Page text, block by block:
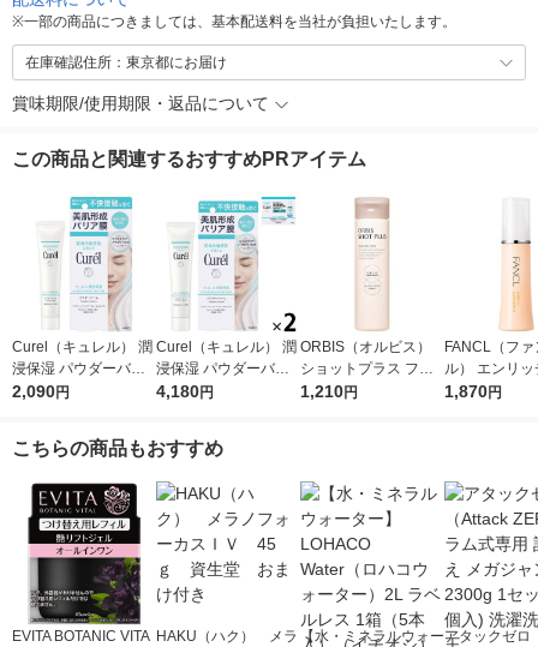
※一部の商品につきましては、基本配送料を当社が負担いたします。
在庫確認住所：東京都にお届け
賞味期限/使用期限・返品について
この商品と関連するおすすめPRアイテム
Curel（キュレル） 潤
浸保湿 パウダーバー
ム 34g
2,090円
Curel（キュレル） 潤
浸保湿 パウダーバー
ム 34g 2個 おまけ
4,180円
ORBIS（オルビス）
ショットプラス フェ
イシャルエマルジョン
1,210円
FANCL（ファ
ル） エンリ
ス 乳液 II し
1,870円
こちらの商品もおすすめ
EVITA BOTANIC VITA HAKU（ハク） メラ 【水・ミネラルウォーアタックゼロ